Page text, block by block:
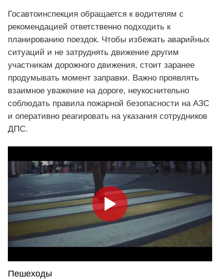
Госавтоинспекция обращается к водителям с
рекомендацией ответственно подходить к
планированию поездок. Чтобы избежать аварийных
ситуаций и не затруднять движение другим
участникам дорожного движения, стоит заранее
продумывать момент заправки. Важно проявлять
взаимное уважение на дороге, неукоснительно
соблюдать правила пожарной безопасности на АЗС
и оперативно реагировать на указания сотрудников
ДПС.
Пешеходы